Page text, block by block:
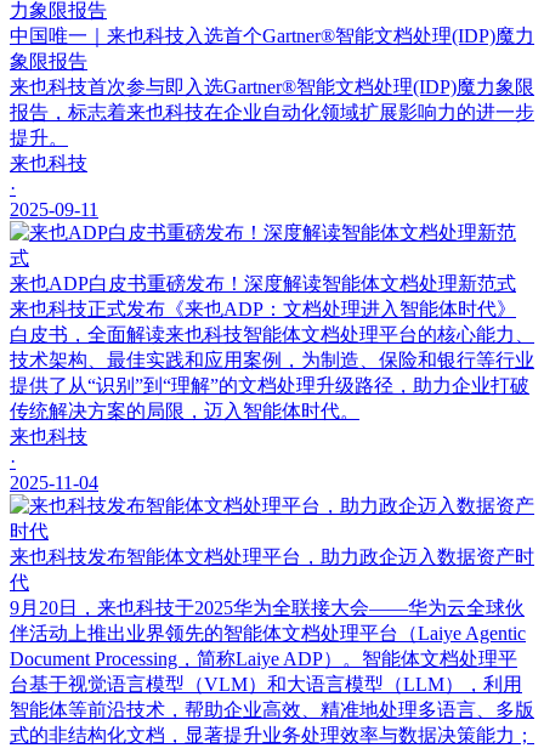
中国唯一｜来也科技入选首个Gartner®智能文档处理(IDP)魔力
象限报告
来也科技首次参与即入选Gartner®智能文档处理(IDP)魔力象限
报告，标志着来也科技在企业自动化领域扩展影响力的进一步
提升。
来也科技
·
2025-09-11
来也ADP白皮书重磅发布！深度解读智能体文档处理新范式
来也科技正式发布《来也ADP：文档处理进入智能体时代》
白皮书，全面解读来也科技智能体文档处理平台的核心能力、
技术架构、最佳实践和应用案例，为制造、保险和银行等行业
提供了从“识别”到“理解”的文档处理升级路径，助力企业打破
传统解决方案的局限，迈入智能体时代。
来也科技
·
2025-11-04
来也科技发布智能体文档处理平台，助力政企迈入数据资产时
代
9月20日，来也科技于2025华为全联接大会——华为云全球伙
伴活动上推出业界领先的智能体文档处理平台（Laiye Agentic
Document Processing，简称Laiye ADP）。智能体文档处理平
台基于视觉语言模型（VLM）和大语言模型（LLM），利用
智能体等前沿技术，帮助企业高效、精准地处理多语言、多版
式的非结构化文档，显著提升业务处理效率与数据决策能力；